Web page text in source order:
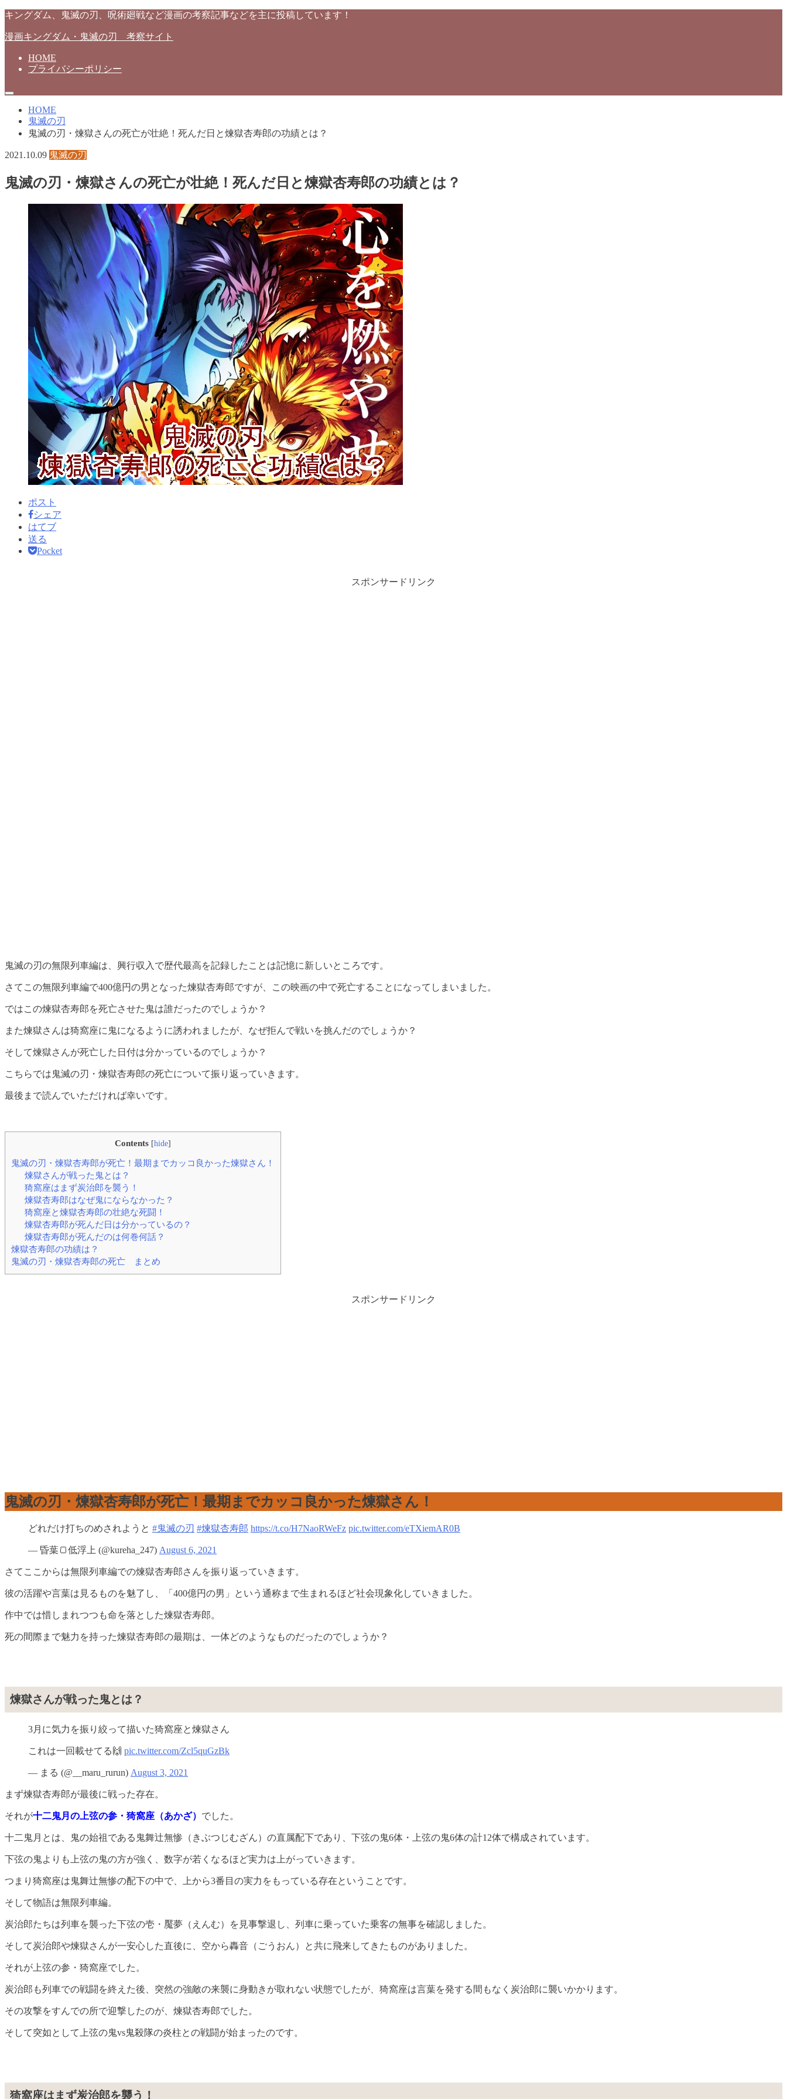
キングダム、鬼滅の刃、呪術廻戦など漫画の考察記事などを主に投稿しています！
漫画キングダム・鬼滅の刃 考察サイト
HOME
プライバシーポリシー
HOME
鬼滅の刃
鬼滅の刃・煉獄さんの死亡が壮絶！死んだ日と煉獄杏寿郎の功績とは？
2021.10.09 鬼滅の刃
鬼滅の刃・煉獄さんの死亡が壮絶！死んだ日と煉獄杏寿郎の功績とは？
ポスト
シェア
はてブ
送る
Pocket
スポンサードリンク
鬼滅の刃の無限列車編は、興行収入で歴代最高を記録したことは記憶に新しいところです。
さてこの無限列車編で400億円の男となった煉獄杏寿郎ですが、この映画の中で死亡することになってしまいました。
ではこの煉獄杏寿郎を死亡させた鬼は誰だったのでしょうか？
また煉獄さんは猗窩座に鬼になるように誘われましたが、なぜ拒んで戦いを挑んだのでしょうか？
そして煉獄さんが死亡した日付は分かっているのでしょうか？
こちらでは鬼滅の刃・煉獄杏寿郎の死亡について振り返っていきます。
最後まで読んでいただければ幸いです。
Contents [hide]
鬼滅の刃・煉獄杏寿郎が死亡！最期までカッコ良かった煉獄さん！
煉獄さんが戦った鬼とは？
猗窩座はまず炭治郎を襲う！
煉獄杏寿郎はなぜ鬼にならなかった？
猗窩座と煉獄杏寿郎の壮絶な死闘！
煉獄杏寿郎が死んだ日は分かっているの？
煉獄杏寿郎が死んだのは何巻何話？
煉獄杏寿郎の功績は？
鬼滅の刃・煉獄杏寿郎の死亡 まとめ
スポンサードリンク
鬼滅の刃・煉獄杏寿郎が死亡！最期までカッコ良かった煉獄さん！
どれだけ打ちのめされようと #鬼滅の刃 #煉獄杏寿郎 https://t.co/H7NaoRWeFz pic.twitter.com/eTXiemAR0B
— 昏葉🍞低浮上 (@kureha_247) August 6, 2021
さてここからは無限列車編での煉獄杏寿郎さんを振り返っていきます。
彼の活躍や言葉は見るものを魅了し、「400億円の男」という通称まで生まれるほど社会現象化していきました。
作中では惜しまれつつも命を落とした煉獄杏寿郎。
死の間際まで魅力を持った煉獄杏寿郎の最期は、一体どのようなものだったのでしょうか？
煉獄さんが戦った鬼とは？
3月に気力を振り絞って描いた猗窩座と煉獄さん
これは一回載せてる🙌 pic.twitter.com/Zcl5quGzBk
— まる (@__maru_rurun) August 3, 2021
まず煉獄杏寿郎が最後に戦った存在。
それが十二鬼月の上弦の参・猗窩座（あかざ） でした。
十二鬼月とは、鬼の始祖である鬼舞辻無惨（きぶつじむざん）の直属配下であり、下弦の鬼6体・上弦の鬼6体の計12体で構成されています。
下弦の鬼よりも上弦の鬼の方が強く、数字が若くなるほど実力は上がっていきます。
つまり猗窩座は鬼舞辻無惨の配下の中で、上から3番目の実力をもっている存在ということです。
そして物語は無限列車編。
炭治郎たちは列車を襲った下弦の壱・魘夢（えんむ）を見事撃退し、列車に乗っていた乗客の無事を確認しました。
そして炭治郎や煉獄さんが一安心した直後に、空から轟音（ごうおん）と共に飛来してきたものがありました。
それが上弦の参・猗窩座でした。
炭治郎も列車での戦闘を終えた後、突然の強敵の来襲に身動きが取れない状態でしたが、猗窩座は言葉を発する間もなく炭治郎に襲いかかります。
その攻撃をすんでの所で迎撃したのが、煉獄杏寿郎でした。
そして突如として上弦の鬼vs鬼殺隊の炎柱との戦闘が始まったのです。
猗窩座はまず炭治郎を襲う！